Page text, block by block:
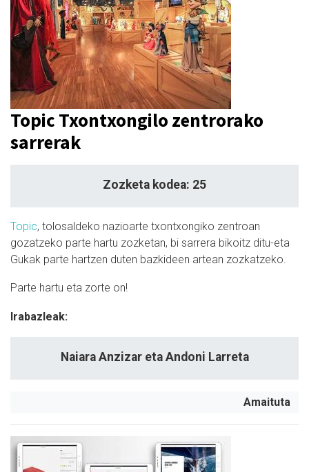
Topic Txontxongilo zentrorako
sarrerak
Zozketa kodea: 25
Topic, tolosaldeko nazioarte txontxongiko zentroan
gozatzeko parte hartu zozketan, bi sarrera bikoitz ditu-eta
Gukak parte hartzen duten bazkideen artean zozkatzeko.
Parte hartu eta zorte on!
Irabazleak:
Naiara Anzizar eta Andoni Larreta
Amaituta